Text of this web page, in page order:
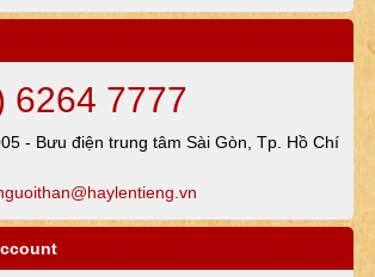
6264 7777
- Bưu điện trung tâm Sài Gòn, Tp. Hồ Chí